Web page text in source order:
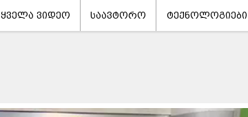
ყველა ვიდეო საავტორო ტექნოლოგიები